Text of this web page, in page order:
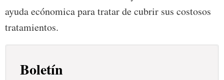
ayuda ecónomica para tratar de cubrir sus costosos
tratamientos.
Boletín